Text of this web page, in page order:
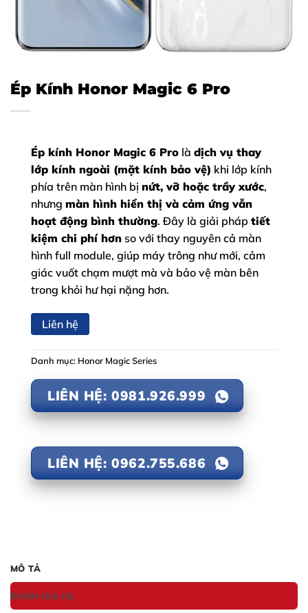
Ép Kính Honor Magic 6 Pro
Ép kính Honor Magic 6 Pro là dịch vụ thay
lớp kính ngoài (mặt kính bảo vệ) khi lớp kính
phía trên màn hình bị nứt, vỡ hoặc trầy xước,
nhưng màn hình hiển thị và cảm ứng vẫn
hoạt động bình thường. Đây là giải pháp tiết
kiệm chi phí hơn so với thay nguyên cả màn
hình full module, giúp máy trông như mới, cảm
giác vuốt chạm mượt mà và bảo vệ màn bên
trong khỏi hư hại nặng hơn.
Liên hệ
Danh mục: Honor Magic Series
LIÊN HỆ: 0981.926.999
LIÊN HỆ: 0962.755.686
MÔ TẢ
ĐÁNH GIÁ (0)